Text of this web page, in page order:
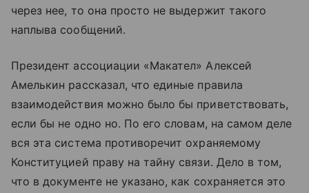
через нее, то она просто не выдержит такого
наплыва сообщений.
Президент ассоциации «Макател» Алексей
Амелькин рассказал, что единые правила
взаимодействия можно было бы приветствовать,
если бы не одно но. По его словам, на самом деле
вся эта система противоречит охраняемому
Конституцией праву на тайну связи. Дело в том,
что в документе не указано, как сохраняется это